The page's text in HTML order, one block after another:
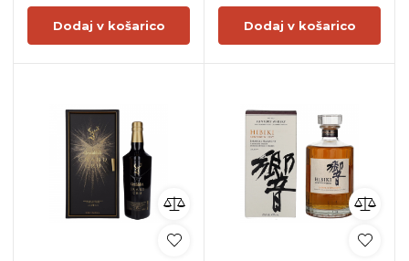
Dodaj v košarico Dodaj v košarico